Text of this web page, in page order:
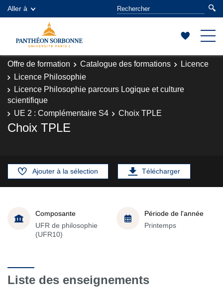
Aller à
Offre de formation Catalogue des formations
Licence
Licence Philosophie
Licence Philosophie parcours Logique et culture
scientifique
UE 2 : Complémentaire S4
Choix TPLE
Choix TPLE
Ajouter à la sélection Télécharger
Composante
UFR de philosophie
(UFR10)
Période de l'année
Printemps
Liste des enseignements